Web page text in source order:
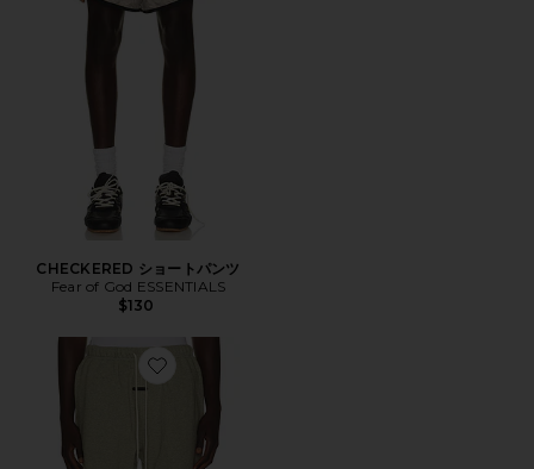
CHECKERED ショートパンツ
Fear of God ESSENTIALS
$130
Favorite CLASSIC ショートパンツ